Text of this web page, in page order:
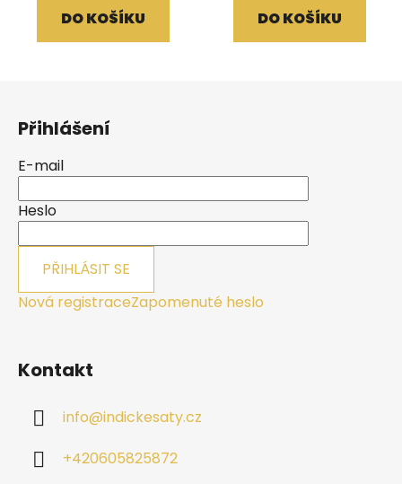
DO KOŠÍKU DO KOŠÍKU
Přihlášení
E-mail
Heslo
PŘIHLÁSIT SE
Nová registraceZapomenuté heslo
Kontakt
info@indickesaty.cz
+420605825872